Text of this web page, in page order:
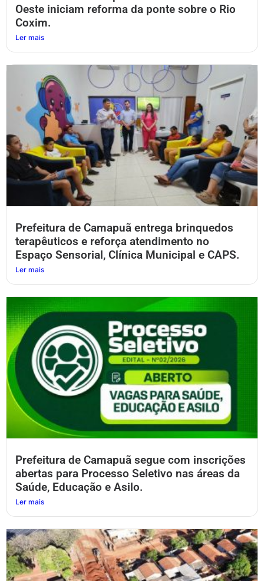
Oeste iniciam reforma da ponte sobre o Rio
Coxim.
Ler mais
Prefeitura de Camapuã entrega brinquedos
terapêuticos e reforça atendimento no
Espaço Sensorial, Clínica Municipal e CAPS.
Ler mais
Prefeitura de Camapuã segue com inscrições
abertas para Processo Seletivo nas áreas da
Saúde, Educação e Asilo.
Ler mais